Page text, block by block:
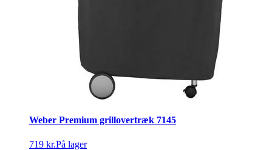
Weber Premium grillovertræk 7145
719 kr.På lager